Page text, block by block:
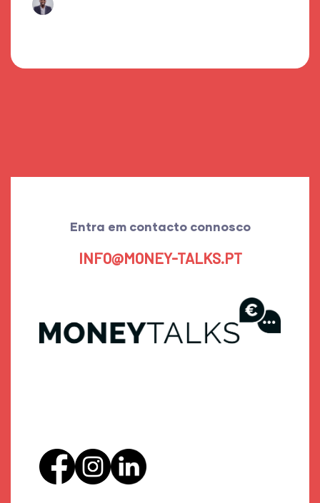
Entra em contacto connosco
INFO@MONEY-TALKS.PT